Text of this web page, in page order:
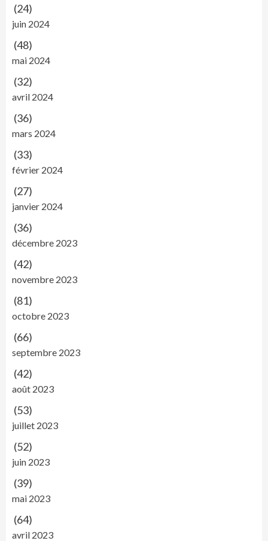
(24)
juin 2024
(48)
mai 2024
(32)
avril 2024
(36)
mars 2024
(33)
février 2024
(27)
janvier 2024
(36)
décembre 2023
(42)
novembre 2023
(81)
octobre 2023
(66)
septembre 2023
(42)
août 2023
(53)
juillet 2023
(52)
juin 2023
(39)
mai 2023
(64)
avril 2023